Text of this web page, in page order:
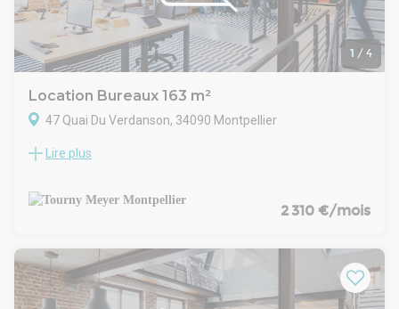
1 / 4
Location Bureaux 163 m²
47 Quai Du Verdanson, 34090 Montpellier
TOURNY MEYER vous propose à la location un plateau de
étage d'un immeuble tertiaire parfaitement implanté à
quelques minutes de l'hyper centre.
solutions de stationnement sont disponibles : abonnements
professionnels dans les rues adjacentes ainsi qu'au parking
du Corum.
Lire plus
2 310 €/mois